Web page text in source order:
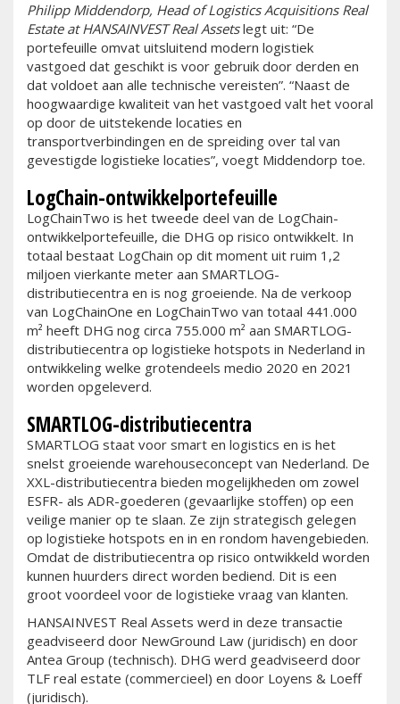
Philipp Middendorp, Head of Logistics Acquisitions Real
Estate at HANSAINVEST Real Assetslegt uit: “De
portefeuille omvat uitsluitend modern logistiek
vastgoed dat geschikt is voor gebruik door derden en
dat voldoet aan alle technische vereisten”. “Naast de
hoogwaardige kwaliteit van het vastgoed valt het vooral
op door de uitstekende locaties en
transportverbindingen en de spreiding over tal van
gevestigde logistieke locaties”, voegt Middendorp toe.
LogChain-ontwikkelportefeuille
LogChainTwo is het tweede deel van de LogChain-
ontwikkelportefeuille, die DHG op risico ontwikkelt. In
totaal bestaat LogChain op dit moment uit ruim 1,2
miljoen vierkante meter aan SMARTLOG-
distributiecentra en is nog groeiende. Na de verkoop
van LogChainOne en LogChainTwo van totaal 441.000
m² heeft DHG nog circa 755.000 m² aan SMARTLOG-
distributiecentra op logistieke hotspots in Nederland in
ontwikkeling welke grotendeels medio 2020 en 2021
worden opgeleverd.
SMARTLOG-distributiecentra
SMARTLOG staat voor smart en logistics en is het
snelst groeiende warehouseconcept van Nederland. De
XXL-distributiecentra bieden mogelijkheden om zowel
ESFR- als ADR-goederen (gevaarlijke stoffen) op een
veilige manier op te slaan. Ze zijn strategisch gelegen
op logistieke hotspots en in en rondom havengebieden.
Omdat de distributiecentra op risico ontwikkeld worden
kunnen huurders direct worden bediend. Dit is een
groot voordeel voor de logistieke vraag van klanten.
HANSAINVEST Real Assets werd in deze transactie
geadviseerd door NewGround Law (juridisch) en door
Antea Group (technisch). DHG werd geadviseerd door
TLF real estate (commercieel) en door Loyens & Loeff
(juridisch).